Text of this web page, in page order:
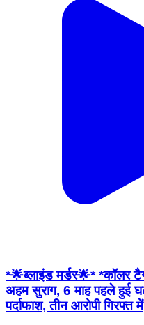
*🌟ब्लाइंड मर्डर🌟* *कॉलर
अहम सुराग, 6 माह पहले हुई
पर्दाफाश, तीन आरोपी गिरफ्त